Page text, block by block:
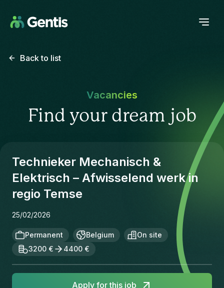
Back to list
Vacancies
Find your dream job
Technieker Mechanisch &
Elektrisch – Afwisselend werk in
regio Temse
25/02/2026
Permanent Belgium
On site
3200 €
4400 €
Apply for this job